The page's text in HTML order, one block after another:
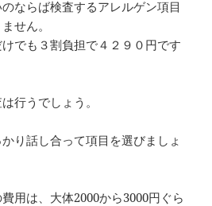
ならば検査するアレルゲン項目
せん。
でも３割負担で４２９０円です
行うでしょう。
り話し合って項目を選びましょ
用は、大体2000から3000円ぐら